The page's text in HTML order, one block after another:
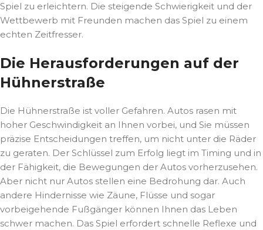
Spiel zu erleichtern. Die steigende Schwierigkeit und der
Wettbewerb mit Freunden machen das Spiel zu einem
echten Zeitfresser.
Die Herausforderungen auf der
Hühnerstraße
Die Hühnerstraße ist voller Gefahren. Autos rasen mit
hoher Geschwindigkeit an Ihnen vorbei, und Sie müssen
präzise Entscheidungen treffen, um nicht unter die Räder
zu geraten. Der Schlüssel zum Erfolg liegt im Timing und in
der Fähigkeit, die Bewegungen der Autos vorherzusehen.
Aber nicht nur Autos stellen eine Bedrohung dar. Auch
andere Hindernisse wie Zäune, Flüsse und sogar
vorbeigehende Fußgänger können Ihnen das Leben
schwer machen. Das Spiel erfordert schnelle Reflexe und